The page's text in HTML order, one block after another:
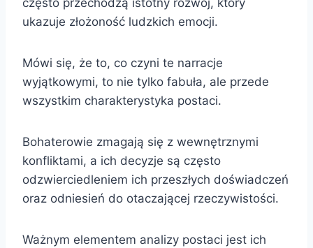
często przechodzą istotny rozwój, który
ukazuje złożoność ludzkich emocji.
Mówi się, że to, co czyni te narracje
wyjątkowymi, to nie tylko fabuła, ale przede
wszystkim charakterystyka postaci.
Bohaterowie zmagają się z wewnętrznymi
konfliktami, a ich decyzje są często
odzwierciedleniem ich przeszłych doświadczeń
oraz odniesień do otaczającej rzeczywistości.
Ważnym elementem analizy postaci jest ich